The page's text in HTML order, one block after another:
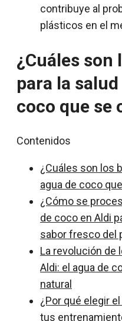
contribuye al
plásticos en el
¿Cuáles son
para la
coco que se
Contenidos
¿Cuáles son los
agua de coco
¿Cómo se
de coco en Aldi
sabor fresco del
La revolución de
Aldi: el agua de
natural
¿Por qué elegir
tus